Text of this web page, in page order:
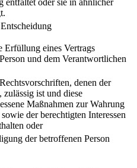
entfaltet oder sie in ähnlicher
Erfüllung eines Vertrags
und dem Verantwortlichen
denen der
ist und diese
Maßnahmen zur Wahrung
der berechtigten Interessen
oder
der betroffenen Person